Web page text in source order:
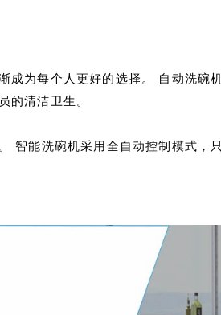
成为每个人更好的选择。 自动洗
的清洁卫生。
智能洗碗机采用全自动控制模式，